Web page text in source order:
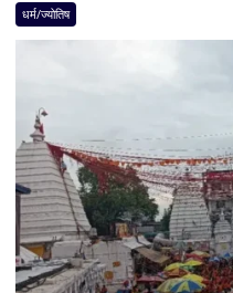
धर्म/ज्योतिष